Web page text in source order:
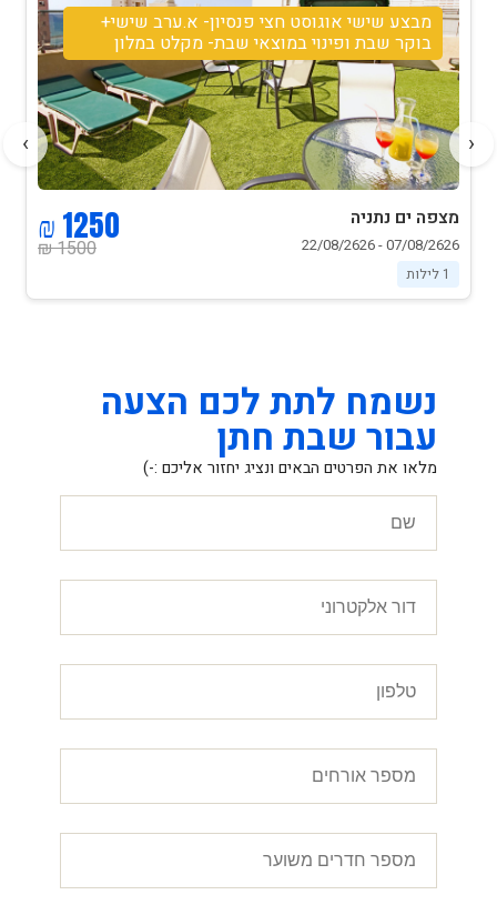
מבצע אוגוסט לזוג לינה וארוחת בוקר
מצפה ים נתניה
06/08/2626 - 19/08/2626
1 לילות
730 ₪
590 ₪
‹
›
נשמח לתת לכם הצעה
עבור שבת חתן
מלאו את הפרטים הבאים ונציג יחזור אליכם :-)